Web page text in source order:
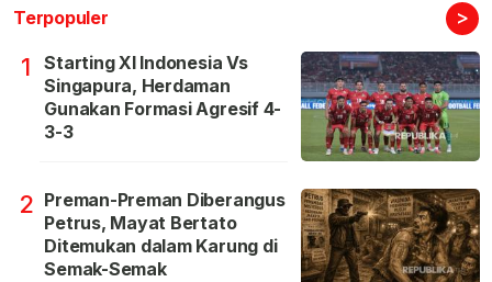
Terpopuler >
1
Starting XI Indonesia Vs
Singapura, Herdaman
Gunakan Formasi Agresif 4-
3-3
2 Preman-Preman Diberangus
Petrus, Mayat Bertato
Ditemukan dalam Karung di
Semak-Semak